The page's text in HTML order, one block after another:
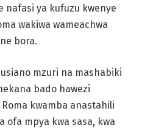
nafasi ya kufuzu kwenye
wakiwa wameachwa
bora.
mzuri na mashabiki
bado hawezi
kwamba anastahili
ofa mpya kwa sasa, kwa